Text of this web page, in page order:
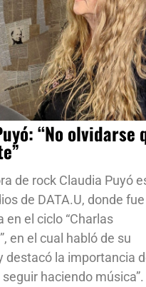
“No olvidarse
de rock Claudia Puyó
de DATA.U, donde fue
en el ciclo “Charlas
en el cual habló de su
destacó la importancia
haciendo música”.